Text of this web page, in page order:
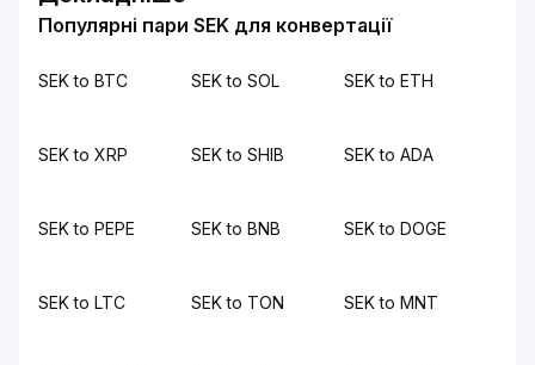
Популярні пари SEK для конвертації
SEK to BTC SEK to SOL SEK to ETH
SEK to XRP SEK to SHIB SEK to ADA
SEK to PEPE SEK to BNB SEK to DOGE
SEK to LTC SEK to TON SEK to MNT